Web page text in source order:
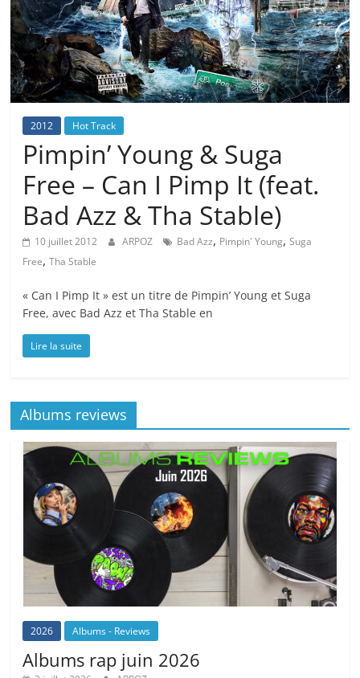
2012 Hot Track
Pimpin’ Young & Suga
Free – Can I Pimp It (feat.
Bad Azz & Tha Stable)
10 juillet 2012 ARPOZ Bad Azz, Pimpin' Young,Suga
Free,Tha Stable
« Can I Pimp It » est un titre de Pimpin’ Young et Suga
Free, avec Bad Azz et Tha Stable en
Lire la suite
Albums reviews
2026 Albums - Reviews
Albums rap juin 2026